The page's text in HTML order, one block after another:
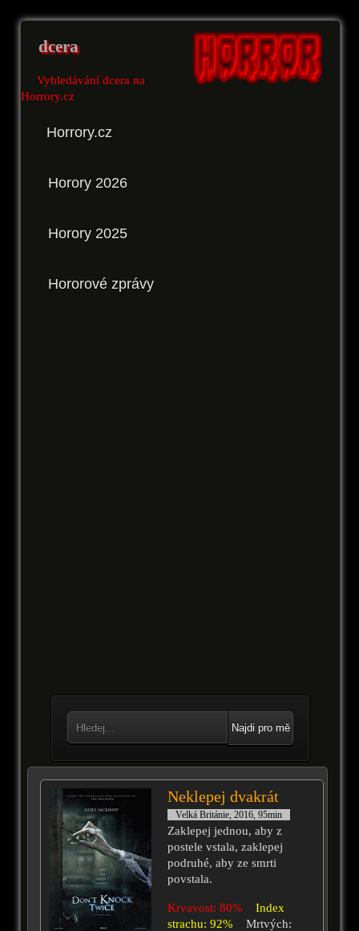
dcera
Vyhledávání dcera na
Horrory.cz
Horrory.cz
Horory 2026
Horory 2025
Hororové zprávy
Najdi pro mě
Neklepej dvakrát
Velká Británie, 2016, 95min
Zaklepej jednou, aby z
postele vstala, zaklepej
podruhé, aby ze smrti
povstala.
Krvavost: 80%
Index
strachu: 92%
Mrtvých: